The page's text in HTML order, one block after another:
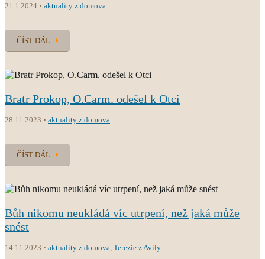
21.1.2024 aktuality z domova
ČÍST DÁL
Bratr Prokop, O.Carm. odešel k Otci
28.11.2023 aktuality z domova
ČÍST DÁL
Bůh nikomu neukládá víc utrpení, než jaká může
snést
14.11.2023 aktuality z domova Terezie z Avily